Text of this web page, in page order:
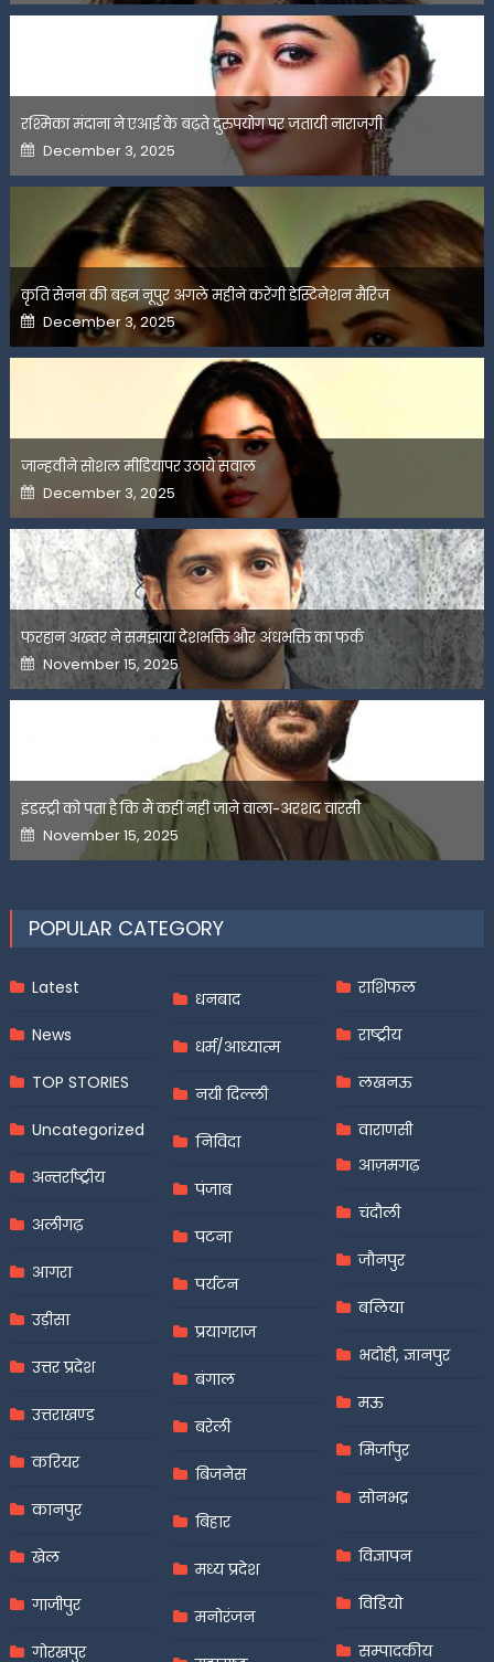
रश्मिका मंदाना ने एआई के बढ़ते दुरुपयोग पर जतायी नाराजगी
Posted
on
December 3, 2025
कृति सेनन की बहन नूपुर अगले महीने करेंगी डेस्टिनेशन मैरिज
Posted
on
December 3, 2025
जान्हवीने सोशल मीडियापर उठाये सवाल
Posted
on
December 3, 2025
फरहान अख्तर ने समझाया देशभक्ति और अंधभक्ति का फर्क
Posted
on
November 15, 2025
इंडस्ट्री को पता है कि मैं कहीं नहीं जाने वाला-अरशद वारसी
Posted
on
November 15, 2025
POPULAR CATEGORY
Latest
News
TOP STORIES
Uncategorized
अन्तर्राष्ट्रीय
अलीगढ़
आगरा
उड़ीसा
उत्तर प्रदेश
उत्तराखण्ड
करियर
कानपुर
खेल
गाजीपुर
गोरखपुर
धनबाद
धर्म/आध्यात्म
नयी दिल्ली
निविदा
पंजाब
पटना
पर्यटन
प्रयागराज
बंगाल
बरेली
बिजनेस
बिहार
मध्य प्रदेश
मनोरंजन
राशिफल
राष्ट्रीय
लखनऊ
वाराणसी
आज़मगढ़
चंदौली
जौनपुर
बलिया
भदोही, ज्ञानपुर
मऊ
मिर्जापुर
सोनभद्र
विज्ञापन
विडियो
सम्पादकीय